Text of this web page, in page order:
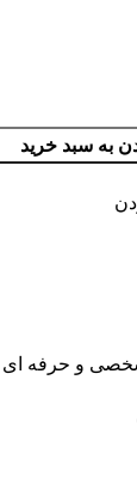
به سبد خرید
شخصی و حرفه ای